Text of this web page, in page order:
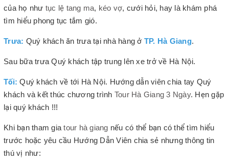
của họ như tục lệ tang ma, kéo vợ, cưới hỏi, hay là khám phá
tìm hiểu phong tục tắm gió.
Trưa: Quý khách ăn trưa tại nhà hàng ở TP. Hà Giang.
Sau bữa trưa Quý khách tập trung lên xe trở về Hà Nội.
Tối: Quý khách về tới Hà Nội. Hướng dẫn viên chia tay Quý
khách và kết thúc chương trình Tour Hà Giang 3 Ngày. Hẹn gặp
lại quý khách !!!
Khi bạn tham giatour hà giang nếu có thể bạn có thể tìm hiểu
trước hoặc yêu cầu Hướng Dẫn Viên chia sẻ nhưng thông tin
thú vị như: